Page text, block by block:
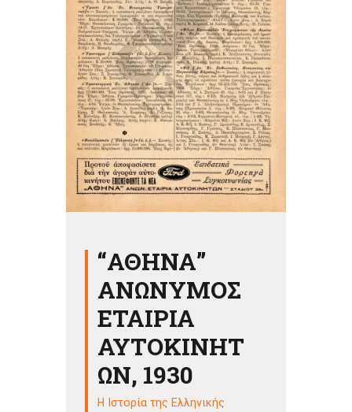
“ΑΘΗΝΑ”
ΑΝΩΝΥΜΟΣ
ΕΤΑΙΡΙΑ
ΑΥΤΟΚΙΝΗΤ
ΩΝ, 1930
Η Ιστορία της Ελληνικής